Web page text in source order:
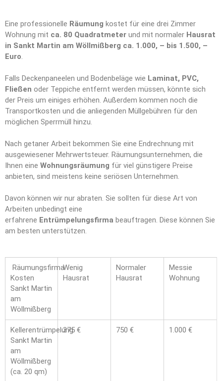
Eine professionelle Räumung kostet für eine drei Zimmer
Wohnung mit ca. 80 Quadratmeter und mit normaler Hausrat
in Sankt Martin am Wöllmißberg ca. 1.000, – bis 1.500, –
Euro.
Falls Deckenpaneelen und Bodenbeläge wie Laminat, PVC,
Fließen oder Teppiche entfernt werden müssen, könnte sich
der Preis um einiges erhöhen. Außerdem kommen noch die
Transportkosten und die anliegenden Müllgebühren für den
möglichen Sperrmüll hinzu.
Nach getaner Arbeit bekommen Sie eine Endrechnung mit
ausgewiesener Mehrwertsteuer. Räumungsunternehmen, die
Ihnen eine Wohnungsräumung für viel günstigere Preise
anbieten, sind meistens keine seriösen Unternehmen.
Davon können wir nur abraten. Sie sollten für diese Art von
Arbeiten unbedingt eine
erfahrene Entrümpelungsfirma beauftragen. Diese können Sie
am besten unterstützen.
Räumungsfirma
Kosten
Sankt Martin
am
Wöllmißberg
Wenig
Hausrat
Normaler
Hausrat
Messie
Wohnung
Kellerentrümpelung
Sankt Martin
am
Wöllmißberg
(ca. 20 qm)
375 € 750 € 1.000 €